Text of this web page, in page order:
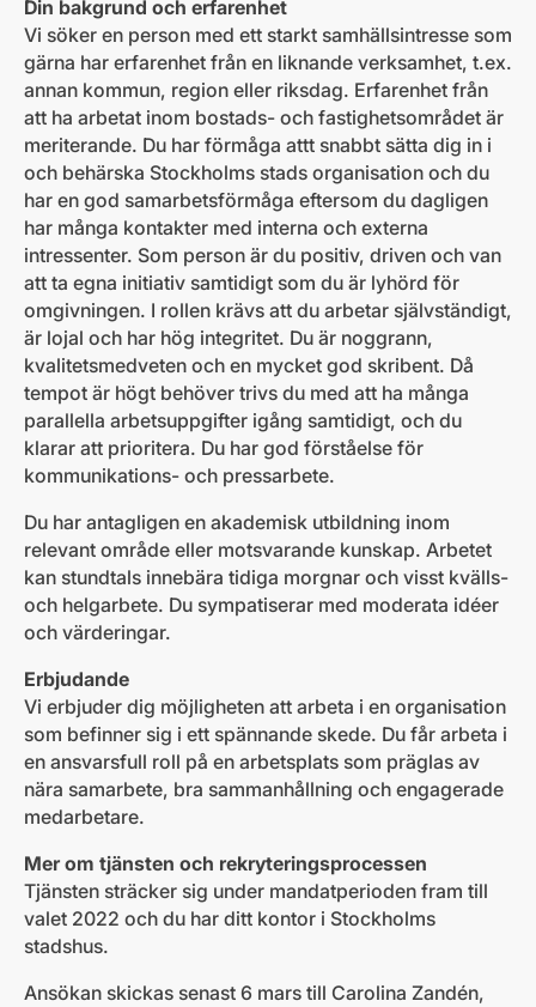
Din bakgrund och erfarenhet
Vi söker en person med ett starkt samhällsintresse som
gärna har erfarenhet från en liknande verksamhet, t.ex.
annan kommun, region eller riksdag. Erfarenhet från
att ha arbetat inom bostads- och fastighetsområdet är
meriterande. Du har förmåga attt snabbt sätta dig in i
och behärska Stockholms stads organisation och du
har en god samarbetsförmåga eftersom du dagligen
har många kontakter med interna och externa
intressenter. Som person är du positiv, driven och van
att ta egna initiativ samtidigt som du är lyhörd för
omgivningen. I rollen krävs att du arbetar självständigt,
är lojal och har hög integritet. Du är noggrann,
kvalitetsmedveten och en mycket god skribent. Då
tempot är högt behöver trivs du med att ha många
parallella arbetsuppgifter igång samtidigt, och du
klarar att prioritera. Du har god förståelse för
kommunikations- och pressarbete.
Du har antagligen en akademisk utbildning inom
relevant område eller motsvarande kunskap. Arbetet
kan stundtals innebära tidiga morgnar och visst kvälls-
och helgarbete. Du sympatiserar med moderata idéer
och värderingar.
Erbjudande
Vi erbjuder dig möjligheten att arbeta i en organisation
som befinner sig i ett spännande skede. Du får arbeta i
en ansvarsfull roll på en arbetsplats som präglas av
nära samarbete, bra sammanhållning och engagerade
medarbetare.
Mer om tjänsten och rekryteringsprocessen
Tjänsten sträcker sig under mandatperioden fram till
valet 2022 och du har ditt kontor i Stockholms
stadshus.
Ansökan skickas senast 6 mars till Carolina Zandén,